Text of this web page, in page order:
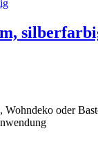
oder